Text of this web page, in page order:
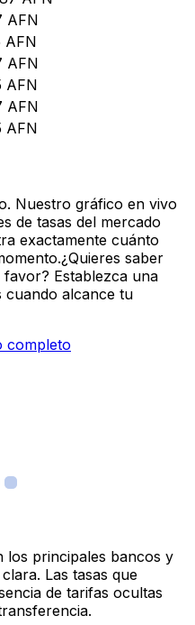
AFN
AFN
AFN
AFN
AFN
AFN
Nuestro gráfico en vivo
de tasas del mercado
exactamente cuánto
saber
Establezca una
cuando alcance tu
completo
los principales bancos y
Las tasas que
de tarifas ocultas